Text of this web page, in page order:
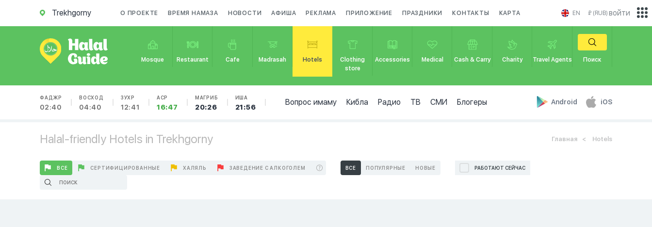
Trekhgorny О ПРОЕКТЕ ВРЕМЯ НАМАЗА НОВОСТИ АФИША РЕКЛАМА ПРИЛОЖЕНИЕ ПРАЗДНИКИ КОНТАКТЫ КАРТА EN ₽ (RUB)
Mosque Restaurant Cafe Madrasah Hotels
Clothing
store
Accessories Medical Cash & Carry Charity Travel Agents Поиск
ФАДЖР
02:40
ВОСХОД
04:40
ЗУХР
12:41
АСР
16:47
МАГРИБ
20:26
ИША
21:56
Вопрос имаму Кибла Радио ТВ СМИ Блогеры Android iOS
войти
Halal-friendly Hotels in Trekhgorny Главная Hotels
ВСЕ СЕРТИФИЦИРОВАННЫЕ ХАЛЯЛЬ ЗАВЕДЕНИЕ С АЛКОГОЛЕМ ВСЕ ПОПУЛЯРНЫЕ НОВЫЕ РАБОТАЮТ СЕЙЧАС